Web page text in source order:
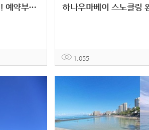
하나우마베이 스노클링 완전 정복! 예약부터 현지 꿀팁까지 총정리
1,055